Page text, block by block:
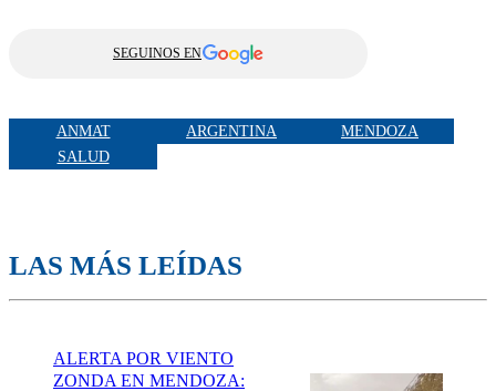
SEGUINOS EN
ANMAT ARGENTINA
MENDOZA
SALUD
LAS MÁS LEÍDAS
ALERTA POR VIENTO
ZONDA EN MENDOZA: